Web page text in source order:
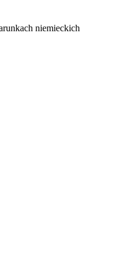
niemieckich